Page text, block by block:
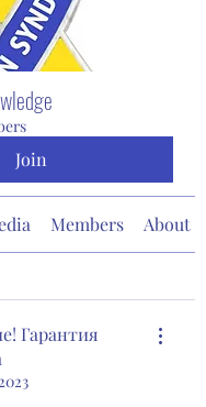
Join
Members About
Гарантия